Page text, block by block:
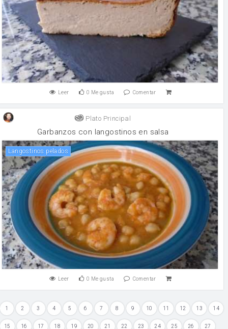
Leer 0 Me gusta Comentar
Plato Principal
Garbanzos con langostinos en salsa
langostinos pelados
Leer 0 Me gusta Comentar
1 2 3 4 5 6 7 8 9 10 11 12 13 14
15 16 17 18 19 20 21 22 23 24 25 26 27